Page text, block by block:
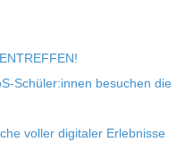
Schüler:innen besu­chen die
vol­ler digi­ta­ler Erleb­nisse